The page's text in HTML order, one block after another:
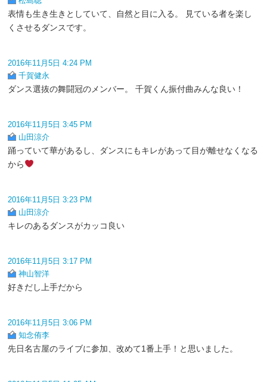
表情も生き生きとしていて、自然と目に入る。 見ている者を楽し
くさせるダンスです。
2016年11月5日 4:24 PM
千賀健永
ダンス選抜の舞闘冠のメンバー。 千賀くん振付曲みんな良い！
2016年11月5日 3:45 PM
山田涼介
踊っていて華があるし、ダンスにもキレがあって目が離せなくなる
から
2016年11月5日 3:23 PM
山田涼介
キレのあるダンスがカッコ良い
2016年11月5日 3:17 PM
神山智洋
好きだし上手だから
2016年11月5日 3:06 PM
知念侑李
先日名古屋のライブに参加、改めて1番上手！と思いました。